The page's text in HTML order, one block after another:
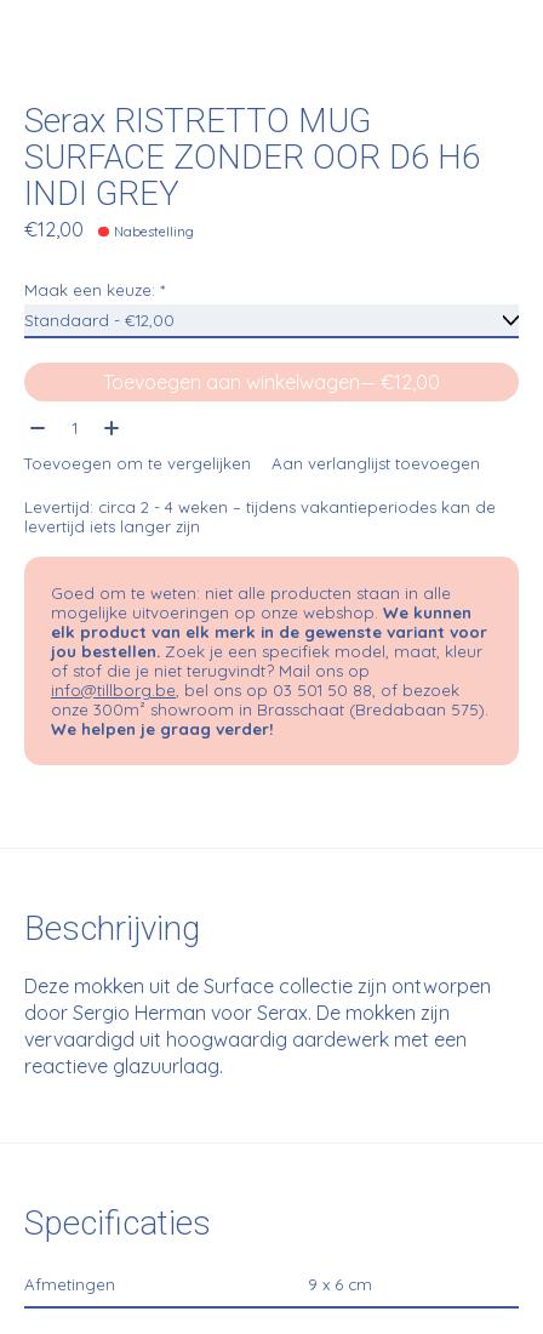
Serax RISTRETTO MUG
SURFACE ZONDER OOR D6 H6
INDI GREY
€12,00 Nabestelling
Maak een keuze: *
Toevoegen aan winkelwagen
— €12,00
Aantal:
Toevoegen om te vergelijken Aan verlanglijst toevoegen
Levertijd: circa 2 - 4 weken – tijdens vakantieperiodes kan de
levertijd iets langer zijn
Goed om te weten: niet alle producten staan in alle
mogelijke uitvoeringen op onze webshop. We kunnen
elk product van elk merk in de gewenste variant voor
jou bestellen. Zoek je een specifiek model, maat, kleur
of stof die je niet terugvindt? Mail ons op
info@tillborg.be , bel ons op 03 501 50 88, of bezoek
onze 300m² showroom in Brasschaat (Bredabaan 575).
We helpen je graag verder!
Beschrijving
Deze mokken uit de Surface collectie zijn ontworpen
door Sergio Herman voor Serax. De mokken zijn
vervaardigd uit hoogwaardig aardewerk met een
reactieve glazuurlaag.
Specificaties
Afmetingen 9 x 6 cm